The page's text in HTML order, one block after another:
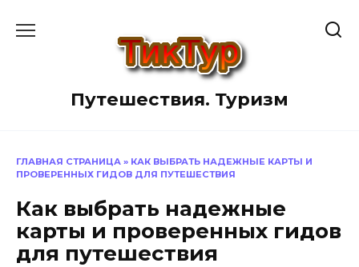
Путешествия. Туризм
ГЛАВНАЯ СТРАНИЦА » КАК ВЫБРАТЬ НАДЕЖНЫЕ КАРТЫ И
ПРОВЕРЕННЫХ ГИДОВ ДЛЯ ПУТЕШЕСТВИЯ
Как выбрать надежные
карты и проверенных гидов
для путешествия